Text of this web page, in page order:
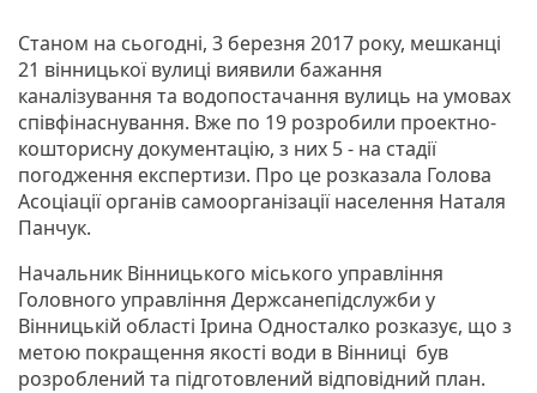
Станом на сьогодні, 3 березня 2017 року, мешканці
21 вінницької вулиці виявили бажання
каналізування та водопостачання вулиць на умовах
співфінаснування. Вже по 19 розробили проектно-
кошторисну документацію, з них 5 - на стадії
погодження експертизи. Про це розказала Голова
Асоціації органів самоорганізації населення Наталя
Панчук.
Начальник Вінницького міського управління
Головного управління Держсанепідслужби у
Вінницькій області Ірина Односталко розказує, що з
метою покращення якості води в Вінниці був
розроблений та підготовлений відповідний план.